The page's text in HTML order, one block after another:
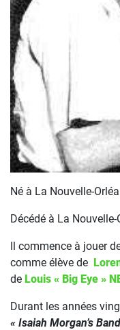
Né à La Nouvelle-
Décédé à La
Il commence à jouer
comme élève de
de Louis « Big Eye »
Durant les années
« Isaiah Morgan’s